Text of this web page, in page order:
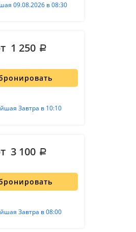
09.08.2026 в 08:30
Завтра в 10:10
1 250
Завтра в 08:00
3 100